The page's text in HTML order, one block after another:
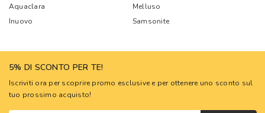
Aquaclara
Melluso
Inuovo
Samsonite
5% DI SCONTO PER TE!
Iscriviti ora per scoprire promo esclusive e per ottenere uno sconto sul
tuo prossimo acquisto!